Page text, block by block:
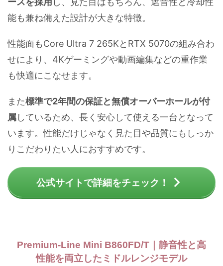
能も兼ね備えた設計が大きな特徴。
性能面もCore Ultra 7 265KとRTX 5070の組み合わ
せにより、4Kゲーミングや動画編集などの重作業
も快適にこなせます。
また標準で2年間の保証と無償オーバーホールが付
属しているため、長く安心して使える一台となって
います。性能だけじゃなく見た目や品質にもしっか
りこだわりたい人におすすめです。
公式サイトで詳細をチェック！
Premium-Line Mini B860FD/T｜静音性と高
性能を両立したミドルレンジモデル